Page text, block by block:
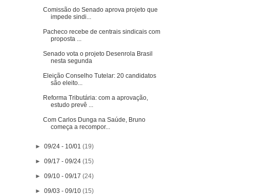
Comissão do Senado aprova projeto que
impede sindi...
Pacheco recebe de centrais sindicais com
proposta ...
Senado vota o projeto Desenrola Brasil
nesta segunda
Eleição Conselho Tutelar: 20 candidatos
são eleito...
Reforma Tributária: com a aprovação,
estudo prevê ...
Com Carlos Dunga na Saúde, Bruno
começa a recompor...
►09/24 - 10/01(19)
►09/17 - 09/24(15)
►09/10 - 09/17(24)
►09/03 - 09/10(15)